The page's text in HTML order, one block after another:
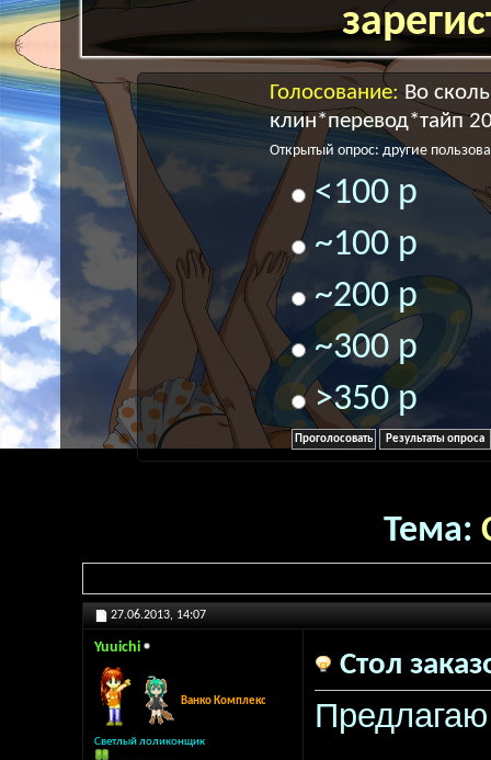
Голосование:Во
клин*перевод*тайп
Открытый опрос: другие
<100 р
~100 р
~200 р
~300 р
>350 р
Результаты опроса
Тема:
27.06.2013, 14:07
Yuuichi
Ванко Комплекс
Светлый лоликонщик
Стол